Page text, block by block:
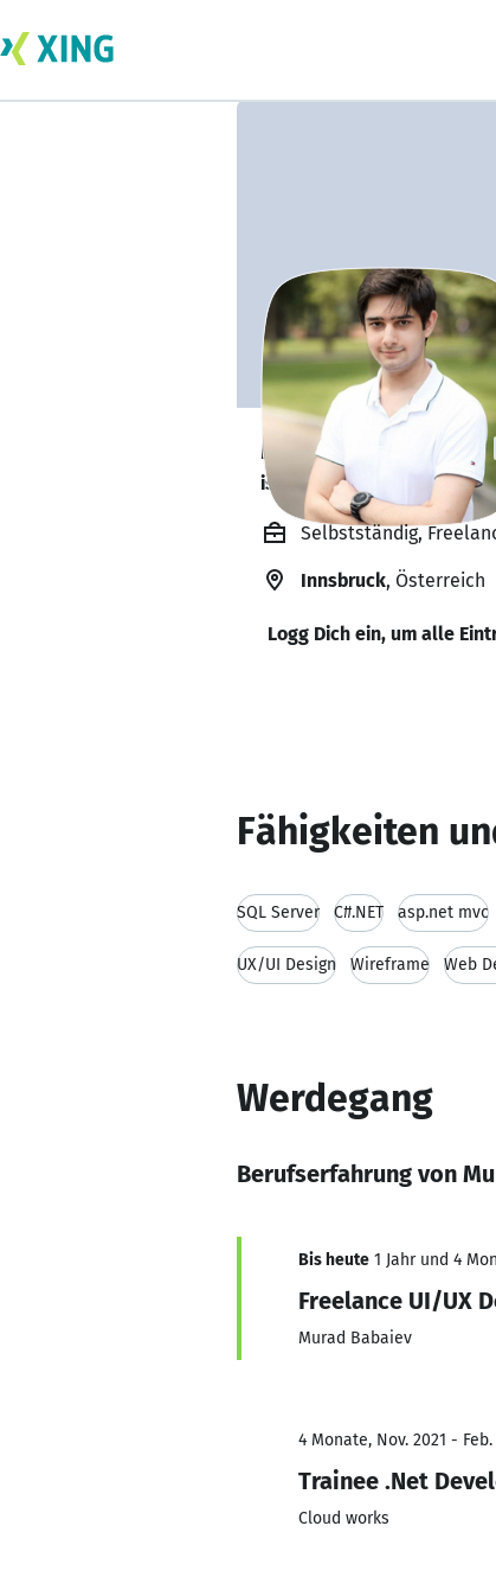
Murad Babaiev
is looking for freelance
Selbstständig,
Innsbruck, Österreich
Logg Dich ein, um alle
Fähigkeiten
SQL Server C#.NET asp.net mvc
UX/UI Design Wireframe Web
Werdegang
Berufserfahrung von
Bis heute 1 Jahr und 4
Freelance UI/UX
Murad Babaiev
4 Monate, Nov. 2021 - Feb.
Trainee .Net
Cloud works